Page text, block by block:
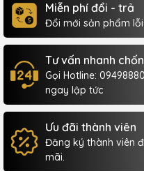
Miễn phí đổi - trả
Đổi mới sản phẩm
Tư vấn nhanh
Gọi Hotline:
ngay lập tức
Ưu đãi thành viên
Đăng ký thành viên
mãi.